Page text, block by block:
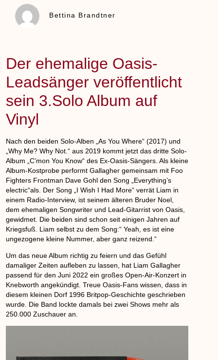
Bettina Brandtner
Der ehemalige Oasis-
Leadsänger veröffentlicht
sein 3.Solo Album auf
Vinyl
Nach den beiden Solo-Alben „As You Where“ (2017) und
„Why Me? Why Not.“ aus 2019 kommt jetzt das dritte Solo-
Album
„C’mon You Know“ des Ex-Oasis-Sängers. Als kleine
Album-Kostprobe performt Gallagher gemeinsam mit Foo
Fighters Frontman Dave Gohl den Song „Everything’s
electric“als. Der Song „I Wish I Had More“ verrät Liam in
einem Radio-Interview, ist seinem älteren Bruder Noel,
dem ehemaligen Songwriter und Lead-Gitarrist von Oasis,
gewidmet. Die beiden sind schon seit einigen Jahren auf
Kriegsfuß. Liam selbst zu dem Song:“ Yeah, es ist eine
ungezogene kleine Nummer, aber ganz reizend.“
Um das neue Album richtig zu feiern und das Gefühl
damaliger Zeiten aufleben zu lassen, hat Liam Gallagher
passend für den Juni 2022 ein großes Open-Air-Konzert in
Knebworth angekündigt. Treue Oasis-Fans wissen, dass in
diesem kleinen Dorf 1996 Britpop-Geschichte geschrieben
wurde. Die Band lockte damals bei zwei Shows mehr als
250.000 Zuschauer an.